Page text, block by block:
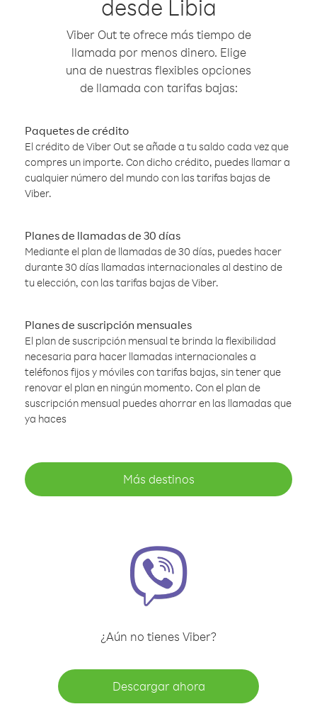
desde Libia
Viber Out te ofrece más tiempo de
llamada por menos dinero. Elige
una de nuestras flexibles opciones
de llamada con tarifas bajas:
Paquetes de crédito
El crédito de Viber Out se añade a tu saldo cada vez que
compres un importe. Con dicho crédito, puedes llamar a
cualquier número del mundo con las tarifas bajas de
Viber.
Planes de llamadas de 30 días
Mediante el plan de llamadas de 30 días, puedes hacer
durante 30 días llamadas internacionales al destino de
tu elección, con las tarifas bajas de Viber.
Planes de suscripción mensuales
El plan de suscripción mensual te brinda la flexibilidad
necesaria para hacer llamadas internacionales a
teléfonos fijos y móviles con tarifas bajas, sin tener que
renovar el plan en ningún momento. Con el plan de
suscripción mensual puedes ahorrar en las llamadas que
ya haces
Más destinos
¿Aún no tienes Viber?
Descargar ahora